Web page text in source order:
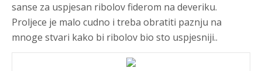
sanse za uspjesan ribolov fiderom na deveriku.
Proljece je malo cudno i treba obratiti paznju na
mnoge stvari kako bi ribolov bio sto uspjesniji..